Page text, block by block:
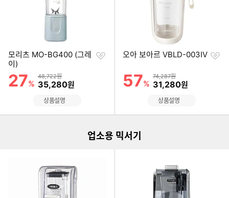
모리츠 MO-BG400 (그레
이)
할인률
27%
상품금액
48,722원
할인금액
35,280원
찜
상품설명
오아 보아르 VBLD-003IV
할인률
57%
상품금액
74,287원
할인금액
31,280원
찜
상품설명
업소용 믹서기